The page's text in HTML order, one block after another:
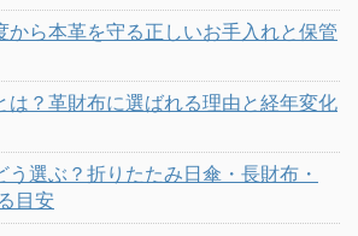
から本革を守る正しいお手入れと保管
は？革財布に選ばれる理由と経年変化
選ぶ？折りたたみ日傘・長財布・
目安